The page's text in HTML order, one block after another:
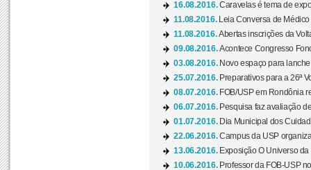
16.08.2016.Caravelas é tema de
11.08.2016.
Leia Conversa de
11.08.2016.Abertas inscrições da
09.08.2016.Acontece Congresso
03.08.2016. Novo espaço para
25.07.2016. Preparativos para a 26ª
08.07.2016. FOB/USP em Rondônia
06.07.2016. Pesquisa faz avaliação
01.07.2016. Dia Municipal dos
22.06.2016.Campus da USP
13.06.2016. Exposição O Universo
10.06.2016. Professor da FOB-USP